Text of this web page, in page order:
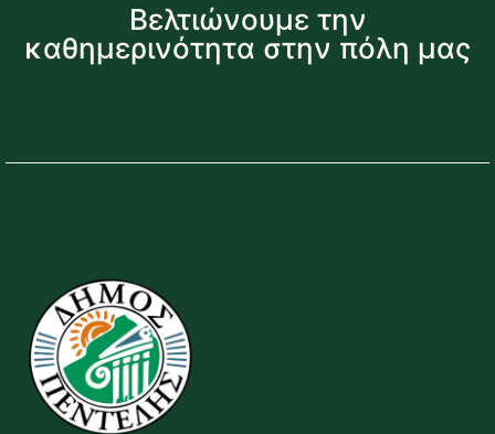
Βελτιώνουμε την
καθημερινότητα στην πόλη μας